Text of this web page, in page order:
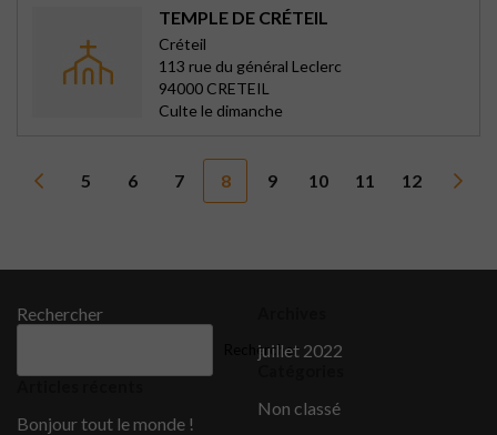
TEMPLE DE CRÉTEIL
Créteil
113 rue du général Leclerc
94000 CRETEIL
Culte le dimanche
5 6 7 8 9 10 11 12
Rechercher
Rechercher
Bonjour tout le monde !
juillet 2022
Non classé